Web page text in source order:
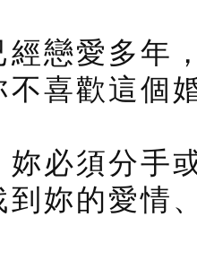
經戀愛多
不喜歡這個
妳必須分手
到妳的愛情